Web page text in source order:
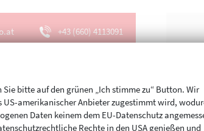
+43 (660) 4113091
Menu
bitte auf den grünen „Ich stimme zu“ Button. Wir
amerikanischer Anbieter zugestimmt wird,
Daten keinem dem EU-Datenschutz
Rechte in den USA genießen und